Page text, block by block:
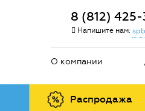
8 (812)
Напишите нам:
О компании
Распродажа